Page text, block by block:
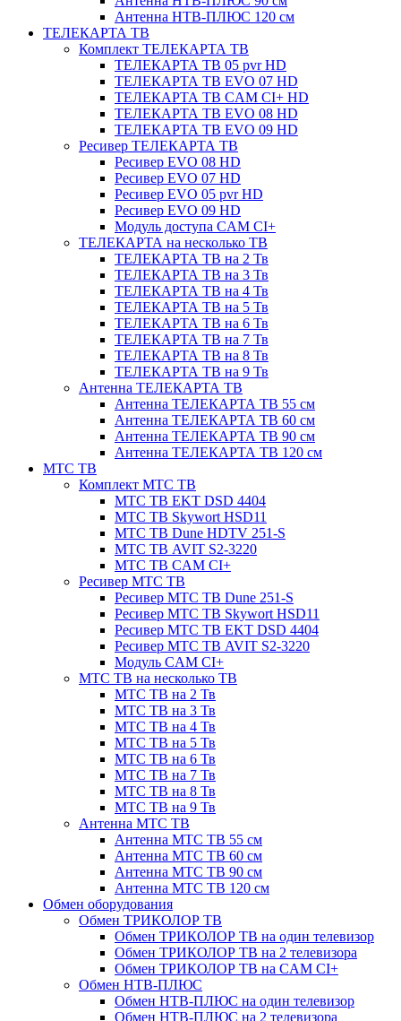
Антенна НТВ-ПЛЮС 120 см
ТЕЛЕКАРТА ТВ
Комплект ТЕЛЕКАРТА ТВ
ТЕЛЕКАРТА ТВ 05 pvr HD
ТЕЛЕКАРТА ТВ EVO 07 HD
ТЕЛЕКАРТА ТВ CAM CI+ HD
ТЕЛЕКАРТА ТВ EVO 08 HD
ТЕЛЕКАРТА ТВ EVO 09 HD
Ресивер ТЕЛЕКАРТА ТВ
Ресивер EVO 08 HD
Ресивер EVO 07 HD
Ресивер EVO 05 pvr HD
Ресивер EVO 09 HD
Модуль доступа CAM CI+
ТЕЛЕКАРТА на несколько ТВ
ТЕЛЕКАРТА ТВ на 2 Тв
ТЕЛЕКАРТА ТВ на 3 Тв
ТЕЛЕКАРТА ТВ на 4 Тв
ТЕЛЕКАРТА ТВ на 5 Тв
ТЕЛЕКАРТА ТВ на 6 Тв
ТЕЛЕКАРТА ТВ на 7 Тв
ТЕЛЕКАРТА ТВ на 8 Тв
ТЕЛЕКАРТА ТВ на 9 Тв
Антенна ТЕЛЕКАРТА ТВ
Антенна ТЕЛЕКАРТА ТВ 55 см
Антенна ТЕЛЕКАРТА ТВ 60 см
Антенна ТЕЛЕКАРТА ТВ 90 см
Антенна ТЕЛЕКАРТА ТВ 120 см
МТС ТВ
Комплект МТС ТВ
МТС ТВ EKT DSD 4404
МТС ТВ Skywort HSD11
МТС ТВ Dune HDTV 251-S
МТС ТВ AVIT S2-3220
МТС ТВ CAM CI+
Ресивер МТС ТВ
Ресивер МТС ТВ Dune 251-S
Ресивер МТС ТВ Skywort HSD11
Ресивер МТС ТВ EKT DSD 4404
Ресивер МТС ТВ AVIT S2-3220
Модуль CAM CI+
МТС ТВ на несколько ТВ
МТС ТВ на 2 Тв
МТС ТВ на 3 Тв
МТС ТВ на 4 Тв
МТС ТВ на 5 Тв
МТС ТВ на 6 Тв
МТС ТВ на 7 Тв
МТС ТВ на 8 Тв
МТС ТВ на 9 Тв
Антенна МТС ТВ
Антенна МТС ТВ 55 см
Антенна МТС ТВ 60 см
Антенна МТС ТВ 90 см
Антенна МТС ТВ 120 см
Обмен оборудования
Обмен ТРИКОЛОР ТВ
Обмен ТРИКОЛОР ТВ на один телевизор
Обмен ТРИКОЛОР ТВ на 2 телевизора
Обмен ТРИКОЛОР ТВ на CAM CI+
Обмен НТВ-ПЛЮС
Обмен НТВ-ПЛЮС на один телевизор
Обмен НТВ-ПЛЮС на 2 телевизора